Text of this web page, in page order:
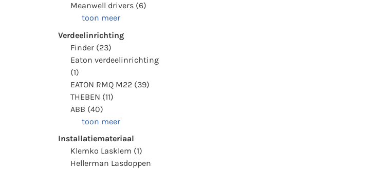
Meanwell drivers (6)
toon meer
Verdeelinrichting
Finder (23)
Eaton verdeelinrichting
(1)
EATON RMQ M22 (39)
THEBEN (11)
ABB (40)
toon meer
Installatiemateriaal
Klemko Lasklem (1)
Hellerman Lasdoppen